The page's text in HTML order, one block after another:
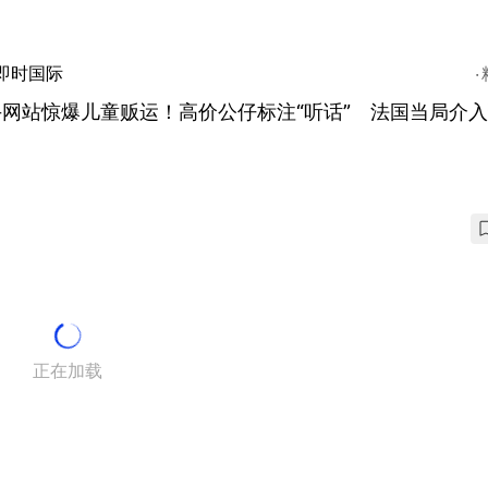
时国际
站惊爆儿童贩运！高价公仔标注“听话” 法国当局介
正在加载